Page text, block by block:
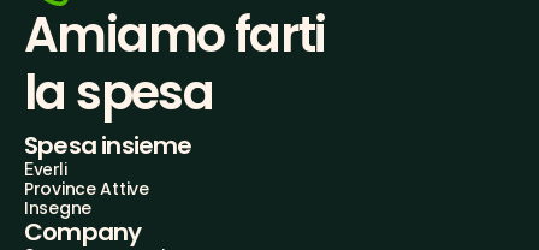
Amiamo farti
la spesa
Spesa insieme
Everli
Province Attive
Insegne
Company